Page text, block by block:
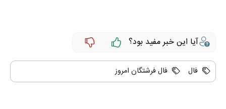
آیا این خبر مفید بود؟
فال فال فرشتگان امروز